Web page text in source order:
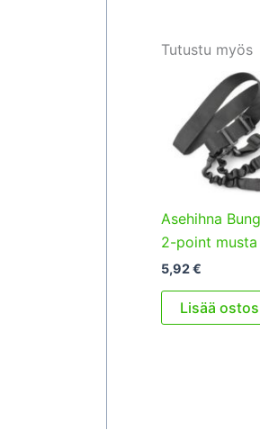
Tutustu myös
Asehihna
2-point musta
5,92€
Lisää